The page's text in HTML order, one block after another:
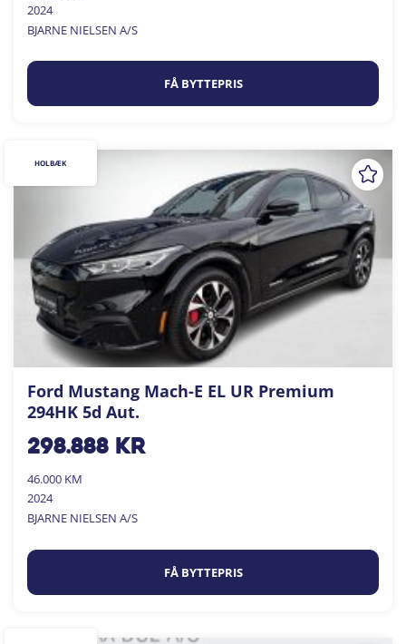
2024
BJARNE NIELSEN A/S
FÅ BYTTEPRIS
Ford Mustang Mach-E EL UR Premium
294HK 5d Aut.
298.888kr
46.000 KM
2024
BJARNE NIELSEN A/S
FÅ BYTTEPRIS
HOLBÆK